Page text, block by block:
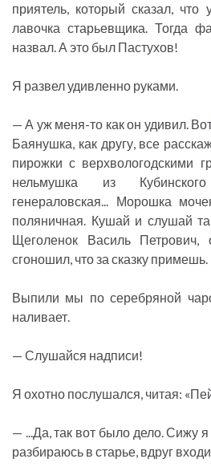
приятель, который сказал,
лавочка старьевщика. Тогда
назвал. А это был Пастухов!
Я развел удивленно руками.
— А уж меня-то как он удивил.
Баянушка, как другу, все
пирожки с верхвологодскими
нельмушка из
генераловская... Морошка
поляничная. Кушай и слушай
Щеголенок Василь
сгоношил, что за сказку примешь.
Выпили мы по серебряной
наливает.
— Слушайся надписи!
Я охотно послушался, читая:
— ...Да, так вот было дело. Сижу
разбираюсь в старье, вдруг